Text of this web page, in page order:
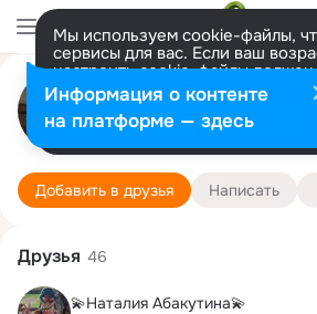
Мы используем cookie-файлы,
сервисы для вас. Если ваш
настроить cookie-файлы
представитель. Больше
Разрешить все Настроить
Елена Ларина
Москва
22 сентября
РУК, Российский
Добавить в друзья Написать
Друзья 46
💫Наталия Абакутина💫
Информация о контенте
на платформе — здесь